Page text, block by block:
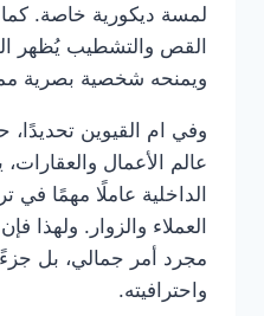
لمسة ديكورية خاصة.
القص والتشطيب يُظهر
ويمنحه شخصية بصرية
وفي ام القيوين
عالم الأعمال والعقارات،
الداخلية عاملًا مهمًا
العملاء والزوار. ولهذا
مجرد أمر جمالي، بل
واحترافيته.